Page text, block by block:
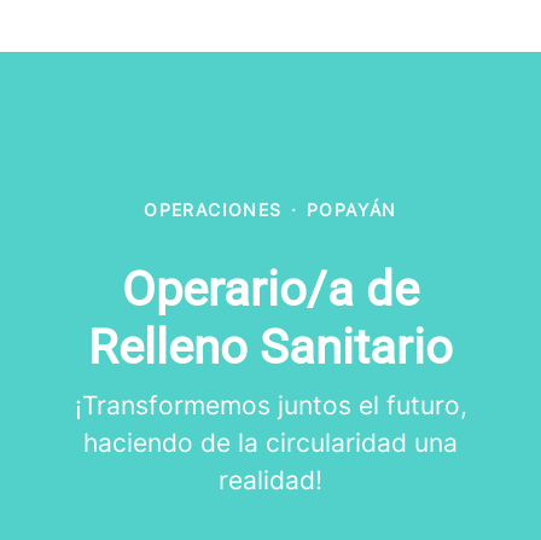
OPERACIONES · POPAYÁN
Operario/a de
Relleno Sanitario
¡Transformemos juntos el futuro,
haciendo de la circularidad una
realidad!